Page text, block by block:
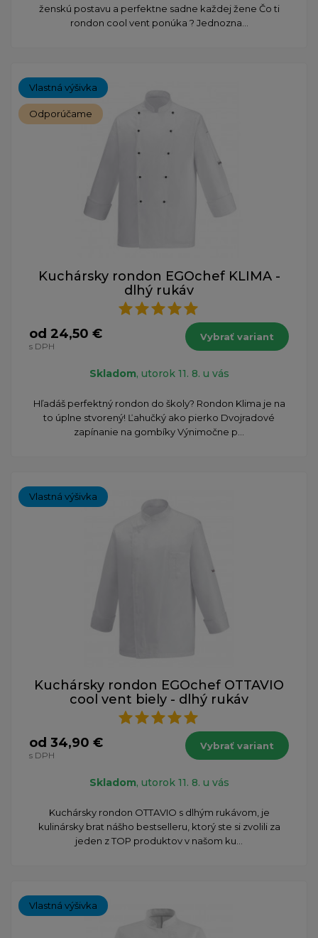
ženskú postavu a perfektne sadne každej žene Čo ti
rondon cool vent ponúka ? Jednozna...
Vlastná výšivka
Odporúčame
Kuchársky rondon EGOchef KLIMA -
dlhý rukáv
od 24,50 €
s DPH
Vybrať variant
Skladom, utorok 11. 8. u vás
Hľadáš perfektný rondon do školy? Rondon Klima je na
to úplne stvorený! Ľahučký ako pierko Dvojradové
zapínanie na gombíky Výnimočne p...
Vlastná výšivka
Kuchársky rondon EGOchef OTTAVIO
cool vent biely - dlhý rukáv
od 34,90 €
s DPH
Vybrať variant
Skladom, utorok 11. 8. u vás
​Kuchársky rondon OTTAVIO s dlhým rukávom, je
kulinársky brat nášho bestselleru, ktorý ste si zvolili za
jeden z TOP produktov v našom ku...
Vlastná výšivka